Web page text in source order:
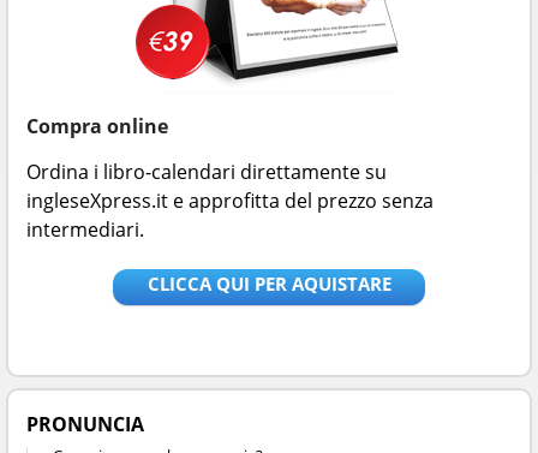
Compra online
Ordina i libro-calendari direttamente su
ingleseXpress.it e approfitta del prezzo senza
intermediari.
CLICCA QUI PER AQUISTARE
PRONUNCIA